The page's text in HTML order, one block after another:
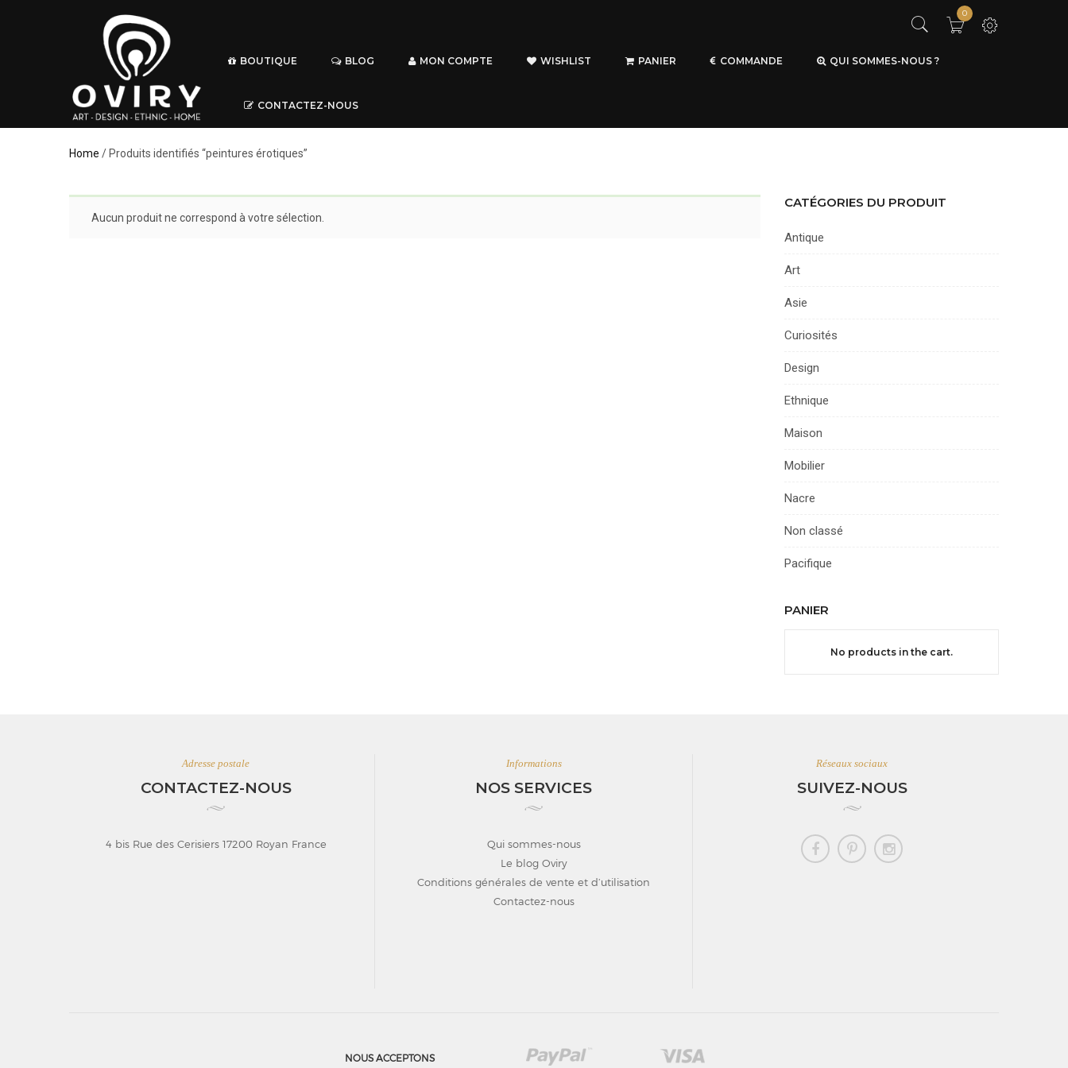
0
BOUTIQUE BLOG MON COMPTE WISHLIST PANIER COMMANDE QUI SOMMES-NOUS ?
CONTACTEZ-NOUS
Home / Produits identifiés “peintures érotiques”
Aucun produit ne correspond à votre sélection.
CATÉGORIES DU PRODUIT
Antique
Art
Asie
Curiosités
Design
Ethnique
Maison
Mobilier
Nacre
Non classé
Pacifique
PANIER
No products in the cart.
Adresse postale
CONTACTEZ-NOUS
4 bis Rue des Cerisiers 17200 Royan France
Informations
NOS SERVICES
Qui sommes-nous
Le blog Oviry
Conditions générales de vente et d’utilisation
Contactez-nous
Réseaux sociaux
SUIVEZ-NOUS
NOUS ACCEPTONS